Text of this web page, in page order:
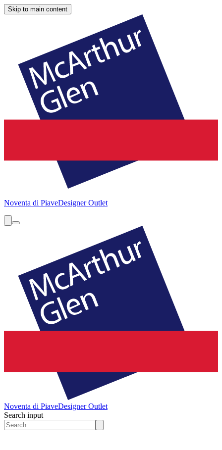
Skip to main content
Noventa di PiaveDesigner Outlet
Noventa di PiaveDesigner Outlet
Search input